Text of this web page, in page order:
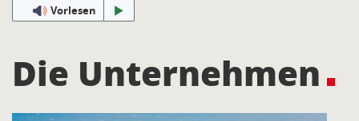
Vorlesen
Die Unternehmen